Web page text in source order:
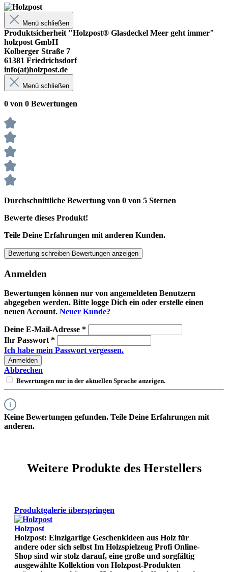
Menü schließen
Produktsicherheit "Holzpost® Glasdeckel Meer geht immer"
holzpost GmbH
Kolberger Straße 7
61381 Friedrichsdorf
info(at)holzpost.de
Menü schließen
0 von 0 Bewertungen
Durchschnittliche Bewertung von 0 von 5 Sternen
Bewerte dieses Produkt!
Teile Deine Erfahrungen mit anderen Kunden.
Bewertung schreiben Bewertungen anzeigen
Anmelden
Bewertungen können nur von angemeldeten Benutzern
abgegeben werden. Bitte logge Dich ein oder erstelle einen
neuen Account. Neuer Kunde?
Deine E-Mail-Adresse *
Ihr Passwort *
Ich habe mein Passwort vergessen.
Anmelden
Abbrechen
Bewertungen nur in der aktuellen Sprache anzeigen.
Keine Bewertungen gefunden. Teile Deine Erfahrungen mit
anderen.
Weitere Produkte des Herstellers
Produktgalerie überspringen
Holzpost
Holzpost: Einzigartige Geschenkideen aus Holz für
andere oder sich selbst Im Holzspielzeug Profi Online-
Shop sind wir stolz darauf, eine große und sorgfältig
ausgewählte Kollektion von Holzpost-Produkten